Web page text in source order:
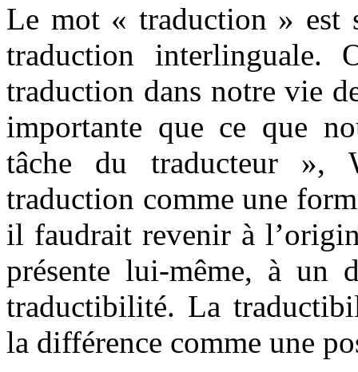
Le mot « traduction » est
traduction interlinguale.
traduction dans notre vie
importante que ce que
tâche du traducteur »,
traduction comme une
il faudrait revenir à
présente lui-même, à un
traductibilité. La
la différence comme une